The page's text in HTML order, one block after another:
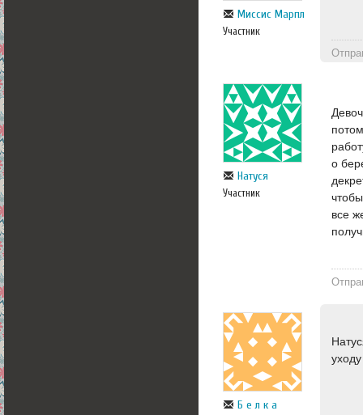
Миссис Марпл
Участник
Натуся
Участник
о
все
Б е л к а